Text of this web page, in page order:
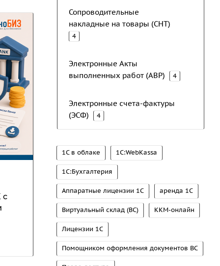
с
Сопроводительные
накладные на товары (СНТ)
4
Электронные Акты
выполненных работ (АВР)
4
Электронные счета-фактуры
(ЭСФ)
4
1С в облаке 1С:WebKassa
1С:Бухгалтерия
Аппаратные лицензии 1С аренда 1С
Виртуальный склад (ВС) ККМ-онлайн
Лицензии 1С
Помощником оформления документов ВС